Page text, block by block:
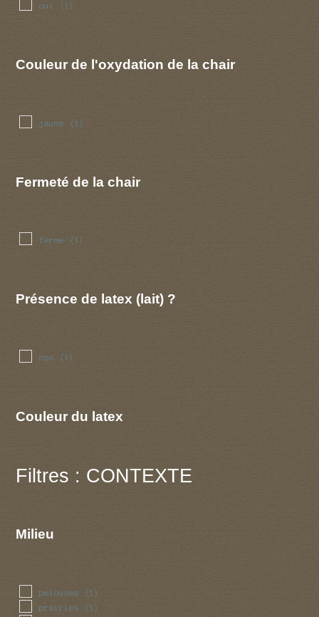
oui (1)
Couleur de l'oxydation de la chair
jaune (1)
Fermeté de la chair
ferme (1)
Présence de latex (lait) ?
non (1)
Couleur du latex
Filtres : CONTEXTE
Milieu
pelouses (1)
prairies (1)